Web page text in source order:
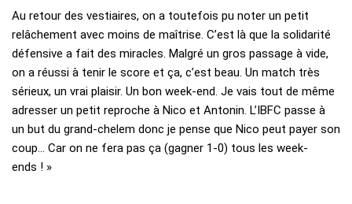
Au retour des vestiaires, on a toutefois pu noter un petit
relâchement avec moins de maîtrise. C’est là que la solidarité
défensive a fait des miracles. Malgré un gros passage à vide,
on a réussi à tenir le score et ça, c’est beau. Un match très
sérieux, un vrai plaisir. Un bon week-end. Je vais tout de même
adresser un petit reproche à Nico et Antonin. L’IBFC passe à
un but du grand-chelem donc je pense que Nico peut payer son
coup… Car on ne fera pas ça (gagner 1-0) tous les week-
ends ! »